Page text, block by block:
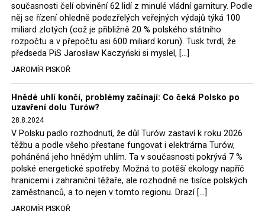
Rozhodnutí polského ministra spravedlnosti jistě potěší
německé, české a polské ekology, ale i těžaře. Je těžké si
představit, že by o takové věci rozhodoval sám ministr
Bodnar. Musel získat politický souhlas vládnoucí koalice.
Stále jsou totiž platné argumenty Morawieckého vlády,
že důl i elektrárna jsou – kromě zabezpečování cca 7 %
polského energetického mixu – klíčovými podniky, spolu
se svými dceřinými společnostmi zaměstnávají cca pět
tisíc lidí. Navíc s činností dolu a elektrárny nepřímo
souvisí dalších několik desítek tisíc pracovních míst v
regionu. Zelená politika ale opět zvítězila.
Rozhodnutí polského ministra spravedlnosti jistě potěší
německé, české a polské ekology, kteří žalobu u
současnosti čelí obvinění 62 lidí z minulé vládní garnitury. Podle
něj se řízení ohledně podezřelých veřejných výdajů týká 100
miliard zlotých (což je přibližně 20 % polského státního
rozpočtu a v přepočtu asi 600 miliard korun). Tusk tvrdí, že
předseda PiS Jarosław Kaczyński si myslel, […]
JAROMÍR PISKOŘ
Hnědé uhlí končí, problémy začínají: Co čeká Polsko po
uzavření dolu Turów?
28.8.2024
V Polsku padlo rozhodnutí, že důl Turów zastaví k roku 2026
těžbu a podle všeho přestane fungovat i elektrárna Turów,
poháněná jeho hnědým uhlím. Ta v současnosti pokrývá 7 %
polské energetické spotřeby. Možná to potěší ekology napříč
hranicemi i zahraniční těžaře, ale rozhodně ne tisíce polských
zaměstnanců, a to nejen v tomto regionu. Drazí […]
JAROMÍR PISKOŘ